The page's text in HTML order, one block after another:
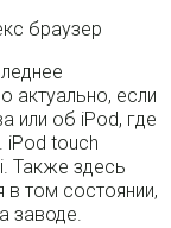
актуально, если
или об iPod, где
iPod touch
Также здесь
том состоянии,
заводе.